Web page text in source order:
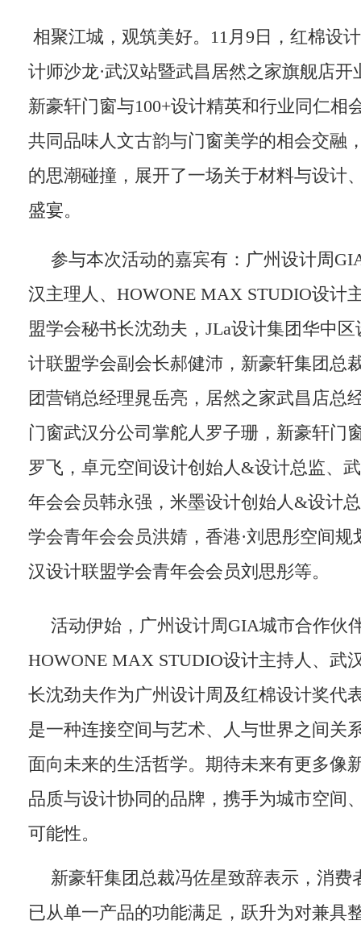
相聚江城，观筑美好。11月9日，红棉设
计师沙龙·武汉站暨武昌居然之家旗舰店开
新豪轩门窗与100+设计精英和行业同仁相
共同品味人文古韵与门窗美学的相会交融
的思潮碰撞，展开了一场关于材料与设计
盛宴。
参与本次活动的嘉宾有：广州设计周
汉主理人、HOWONE MAX STUDIO设计
盟学会秘书长沈劲夫，JLa设计集团华中
计联盟学会副会长郝健沛，新豪轩集团总
团营销总经理晁岳亮，居然之家武昌店总
门窗武汉分公司掌舵人罗子珊，新豪轩门
罗飞，卓元空间设计创始人&设计总监、
年会会员韩永强，米墨设计创始人&设计
学会青年会会员洪婧，香港·刘思彤空间规
汉设计联盟学会青年会会员刘思彤等。
活动伊始，广州设计周GIA城市合作伙
HOWONE MAX STUDIO设计主持人、武
长沈劲夫作为广州设计周及红棉设计奖代
是一种连接空间与艺术、人与世界之间关
面向未来的生活哲学。期待未来有更多像
品质与设计协同的品牌，携手为城市空间
可能性。
新豪轩集团总裁冯佐星致辞表示，消费
已从单一产品的功能满足，跃升为对兼具